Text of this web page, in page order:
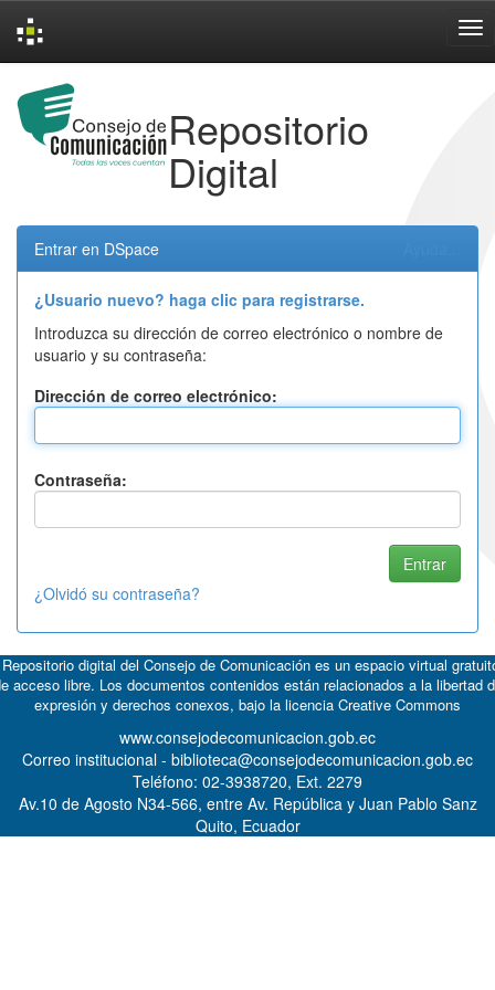
navigation
Repositorio
Digital
Entrar en DSpace
¿Usuario nuevo? haga clic para registrarse.
Introduzca su dirección de correo electrónico o nombre de
usuario y su contraseña:
Dirección de correo electrónico:
Contraseña:
¿Olvidó su contraseña?
digital del Consejo de Comunicación es un espacio virtual
acceso libre. Los documentos contenidos están relacionados a la libertad
expresión y derechos conexos, bajo la licencia Creative Commons
www.consejodecomunicacion.gob.ec
Correo institucional - biblioteca@consejodecomunicacion.gob.ec
Teléfono: 02-3938720, Ext. 2279
Av.10 de Agosto N34-566, entre Av. República y Juan Pablo Sanz
Quito, Ecuador